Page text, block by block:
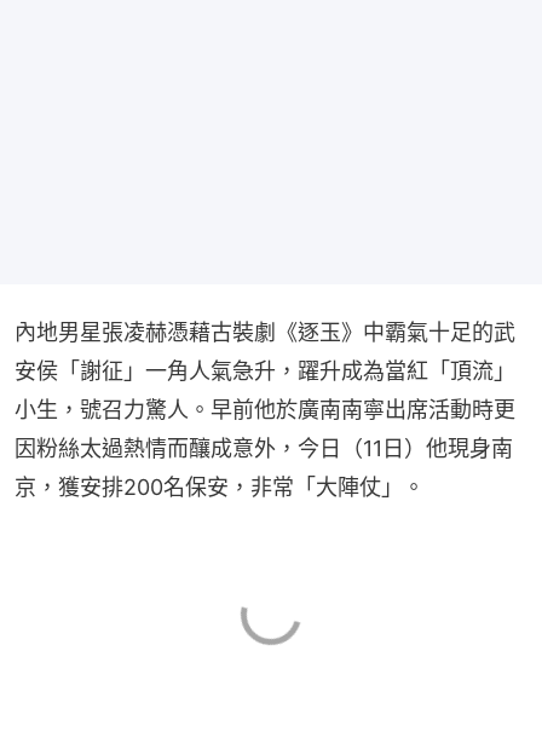
內地男星張凌赫憑藉古裝劇《逐玉》中霸氣十足的武
安侯「謝征」一角人氣急升，躍升成為當紅「頂流」
小生，號召力驚人。早前他於廣南南寧出席活動時更
因粉絲太過熱情而釀成意外，今日（11日）他現身南
京，獲安排200名保安，非常「大陣仗」。